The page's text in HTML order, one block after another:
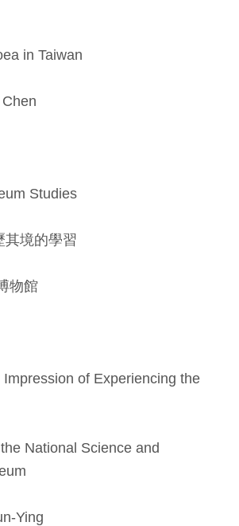
in Taiwan
Studies
境的學習
物館
of Experiencing the
National Science and
Ying